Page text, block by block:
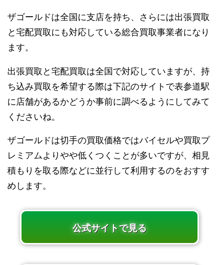
ザゴールドは全国に支店を持ち、さらには出張買取
と宅配買取にも対応している総合買取事業者になり
ます。
出張買取と宅配買取は全国で対応していますが、持
ち込み買取を希望する際は下記のサイトで表参道駅
に店舗があるかどうか事前に調べるようにしてみて
くださいね。
ザゴールドは切手の買取価格ではバイセルや買取プ
レミアムよりやや低くつくことが多いですが、相見
積もりを取る際などに並行して利用するのをおすす
めします。
公式サイトで見る